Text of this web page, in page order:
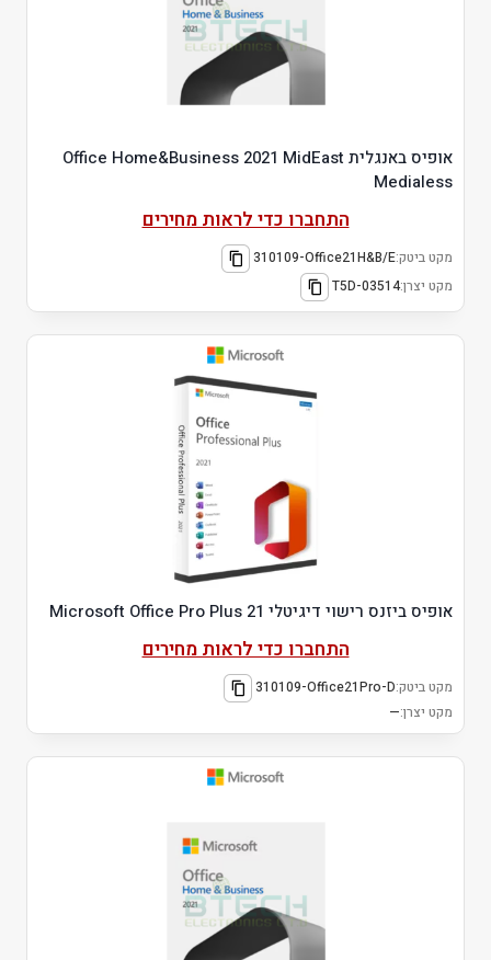
אופיס באנגלית Office Home&Business 2021 MidEast
Medialess
התחברו כדי לראות מחירים
מקט ביטק:310109-Office21H&B/E
מקט יצרן:T5D-03514
אופיס ביזנס רישוי דיגיטלי Microsoft Office Pro Plus 21
התחברו כדי לראות מחירים
מקט ביטק:310109-Office21Pro-D
מקט יצרן:—